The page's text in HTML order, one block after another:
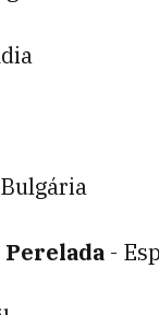
Perelada -